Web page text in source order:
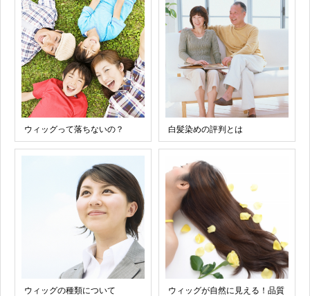
ウィッグって落ちないの？ 白髪染めの評判とは
ウィッグの種類について
ウィッグが自然に見える！品質